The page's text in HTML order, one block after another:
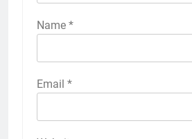
Name *
Email *